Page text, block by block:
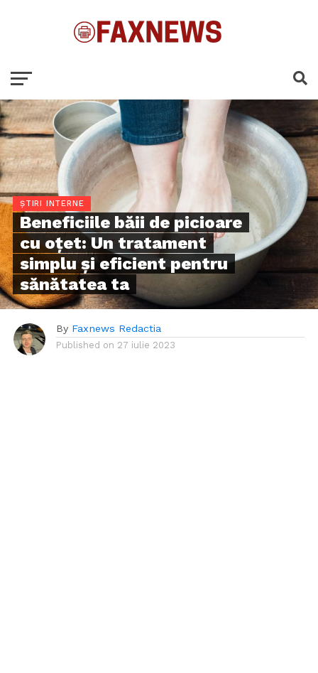
ȘTIRI INTERNE
Beneficiile băii de picioare
cu oțet: Un tratament
simplu și eficient pentru
sănătatea ta
By Faxnews Redactia
Published on 27 iulie 2023